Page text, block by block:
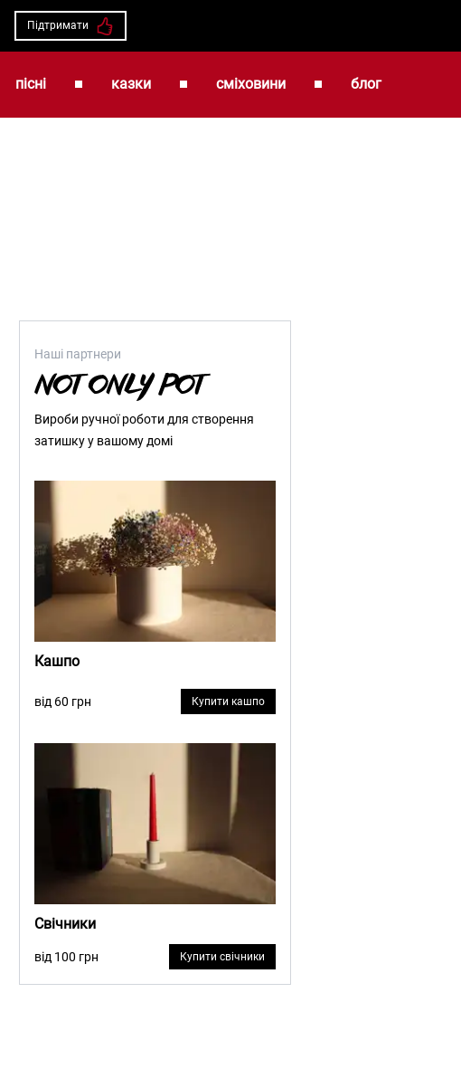
Підтримати
пісні казки сміховини блог
Наші партнери
Вироби ручної роботи для створення
затишку у вашому домі
Кашпо
від 60 грн Купити кашпо
Свічники
від 100 грн Купити свічники